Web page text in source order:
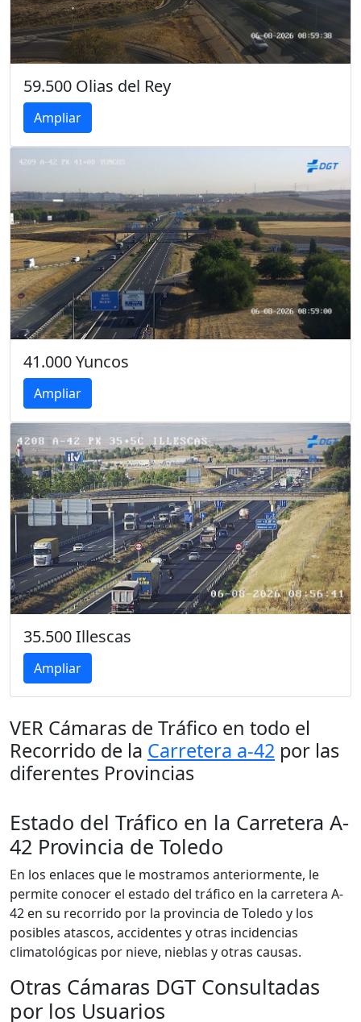
59.500 Olias del Rey
Ampliar
41.000 Yuncos
Ampliar
35.500 Illescas
Ampliar
VER Cámaras de Tráfico en todo el
Recorrido de la Carretera a-42 por las
diferentes Provincias
Estado del Tráfico en la Carretera A-
42 Provincia de Toledo
En los enlaces que le mostramos anteriormente, le
permite conocer el estado del tráfico en la carretera A-
42 en su recorrido por la provincia de Toledo y los
posibles atascos, accidentes y otras incidencias
climatológicas por nieve, nieblas y otras causas.
Otras Cámaras DGT Consultadas
por los Usuarios